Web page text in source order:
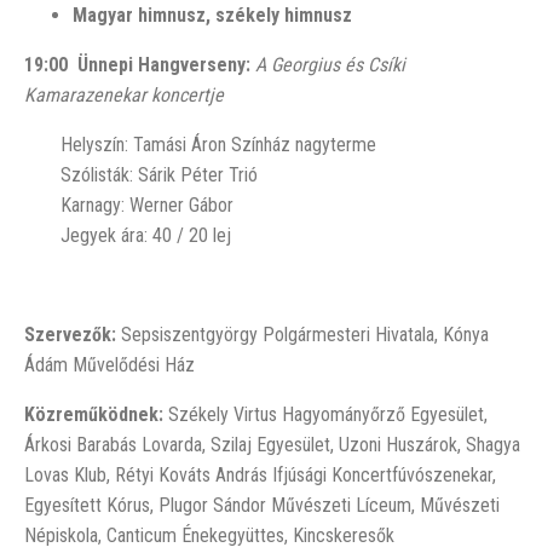
Magyar himnusz, székely himnusz
19:00 Ünnepi Hangverseny: A Georgius és Csíki
Kamarazenekar koncertje
Helyszín: Tamási Áron Színház nagyterme
Szólisták: Sárik Péter Trió
Karnagy: Werner Gábor
Jegyek ára: 40 / 20 lej
Szervezők: Sepsiszentgyörgy Polgármesteri Hivatala, Kónya
Ádám Művelődési Ház
Közreműködnek: Székely Virtus Hagyományőrző Egyesület,
Árkosi Barabás Lovarda, Szilaj Egyesület, Uzoni Huszárok, Shagya
Lovas Klub, Rétyi Kováts András Ifjúsági Koncertfúvószenekar,
Egyesített Kórus, Plugor Sándor Művészeti Líceum, Művészeti
Népiskola, Canticum Énekegyüttes, Kincskeresők